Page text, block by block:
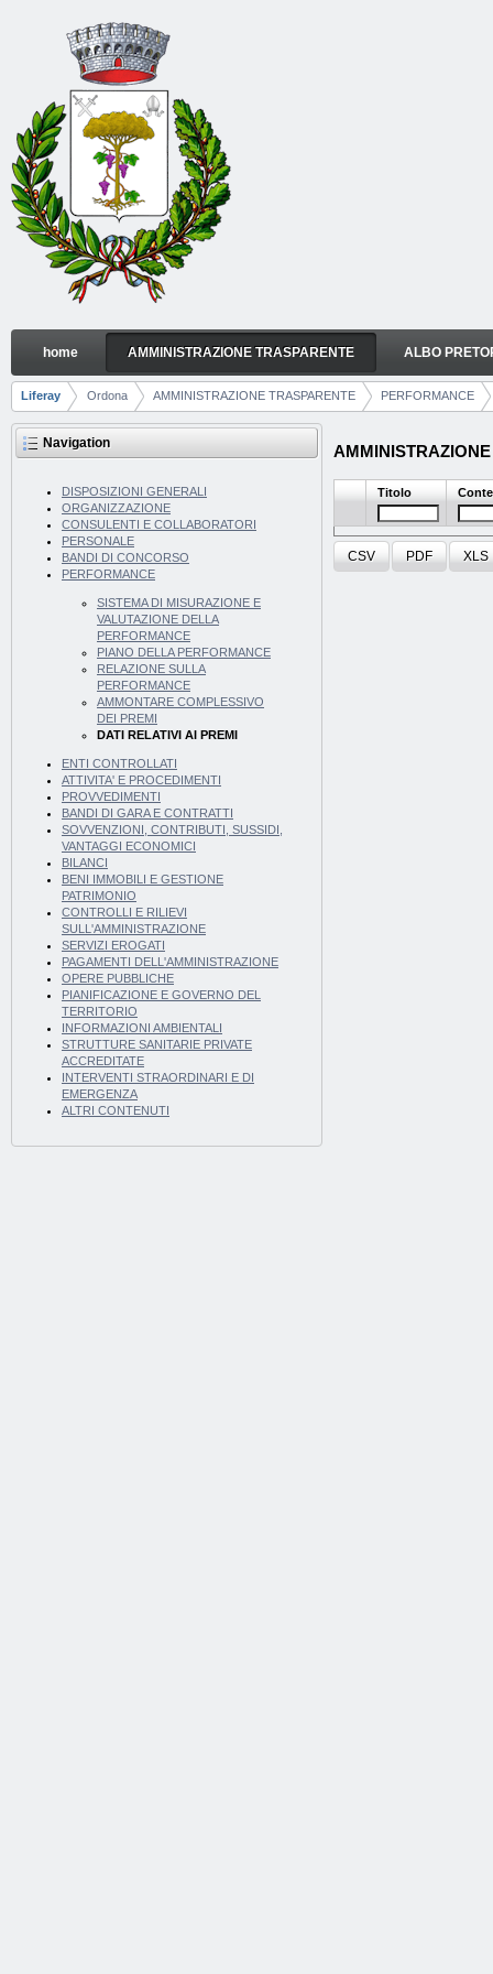
Skip to Content
DATI RELATIVI AI PREMI
Navigation
home AMMINISTRAZIONE TRASPARENTE ALBO
Breadcrumbs
Liferay Ordona AMMINISTRAZIONE TRASPARENTE PERFORMANCE
Navigation
DISPOSIZIONI GENERALI
ORGANIZZAZIONE
CONSULENTI E COLLABORATORI
PERSONALE
BANDI DI CONCORSO
PERFORMANCE
SISTEMA DI MISURAZIONE E
VALUTAZIONE DELLA
PERFORMANCE
PIANO DELLA PERFORMANCE
RELAZIONE SULLA
PERFORMANCE
AMMONTARE COMPLESSIVO
DEI PREMI
DATI RELATIVI AI PREMI
ENTI CONTROLLATI
ATTIVITA' E PROCEDIMENTI
PROVVEDIMENTI
BANDI DI GARA E CONTRATTI
SOVVENZIONI, CONTRIBUTI, SUSSIDI,
VANTAGGI ECONOMICI
BILANCI
BENI IMMOBILI E GESTIONE
PATRIMONIO
CONTROLLI E RILIEVI
SULL'AMMINISTRAZIONE
SERVIZI EROGATI
PAGAMENTI DELL'AMMINISTRAZIONE
OPERE PUBBLICHE
PIANIFICAZIONE E GOVERNO DEL
TERRITORIO
INFORMAZIONI AMBIENTALI
STRUTTURE SANITARIE PRIVATE
ACCREDITATE
INTERVENTI STRAORDINARI E DI
EMERGENZA
ALTRI CONTENUTI
Titolo
CSV PDF XLS